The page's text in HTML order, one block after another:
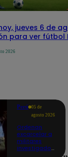
jueves 6 de
para ver fútbol
2026
Perú
05 de
agosto 2026
Ordenan
excarcelar a
militares
investigados